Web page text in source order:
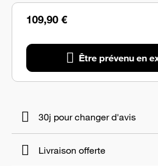
109,90 €
Être prévenu en
30j pour changer d'avis
Livraison offerte